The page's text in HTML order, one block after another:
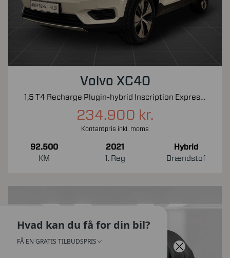
Volvo XC40
1,5 T4 Recharge Plugin-hybrid Inscription Expression 211HK 5d 7g Aut.
234.900 kr.
Kontantpris inkl. moms
92.500
KM
2021
1. Reg
Hybrid
Brændstof
Hvad kan du få for din bil?
FÅ EN GRATIS TILBUDSPRIS